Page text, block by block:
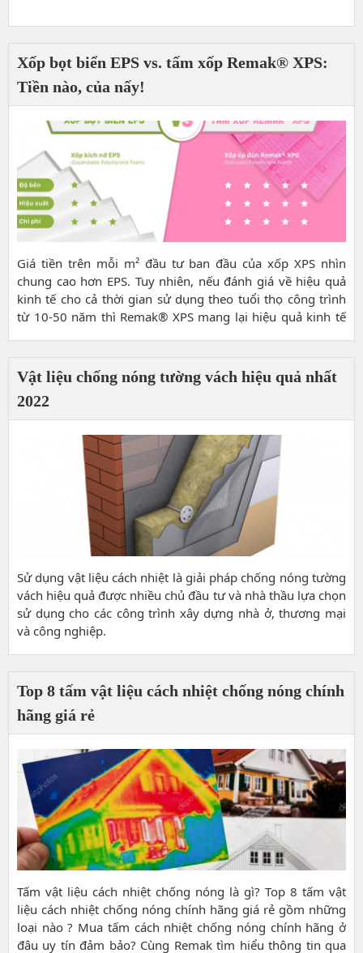
Xốp bọt biển EPS vs. tấm xốp Remak® XPS:
Tiền nào, của nấy!
Giá tiền trên mỗi m² đầu tư ban đầu của xốp XPS nhìn
chung cao hơn EPS. Tuy nhiên, nếu đánh giá về hiệu quả
kinh tế cho cả thời gian sử dụng theo tuổi thọ công trình
từ 10-50 năm thì Remak® XPS mang lại hiệu quả kinh tế
Vật liệu chống nóng tường vách hiệu quả nhất
2022
Sử dụng vật liệu cách nhiệt là giải pháp chống nóng tường
vách hiệu quả được nhiều chủ đầu tư và nhà thầu lựa chọn
sử dụng cho các công trình xây dựng nhà ở, thương mại
và công nghiệp.
Top 8 tấm vật liệu cách nhiệt chống nóng chính
hãng giá rẻ
Tấm vật liệu cách nhiệt chống nóng là gì? Top 8 tấm vật
liệu cách nhiệt chống nóng chính hãng giá rẻ gồm những
loại nào ? Mua tấm cách nhiệt chống nóng chính hãng ở
đâu uy tín đảm bảo? Cùng Remak tìm hiểu thông tin qua